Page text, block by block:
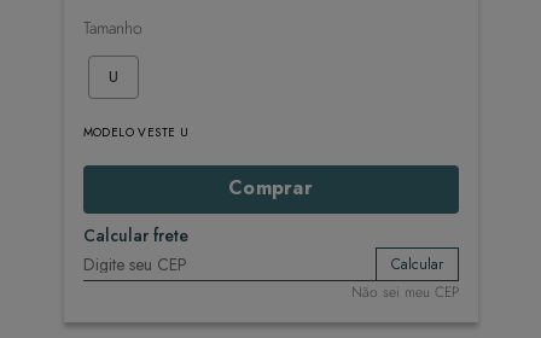
Tamanho
U
MODELO VESTE U
Comprar
Calcular frete
Calcular
Não sei meu CEP